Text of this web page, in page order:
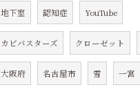
地下室 認知症 YouTube
カビバスターズ クローゼット
大阪府 名古屋市 雪 一宮